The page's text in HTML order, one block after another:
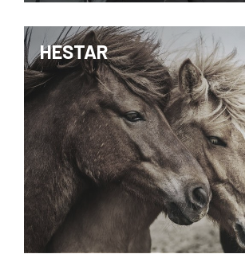
HESTAR